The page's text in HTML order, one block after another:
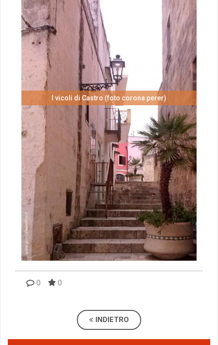
I vicoli di Castro (foto corona perer)
0 0
INDIETRO